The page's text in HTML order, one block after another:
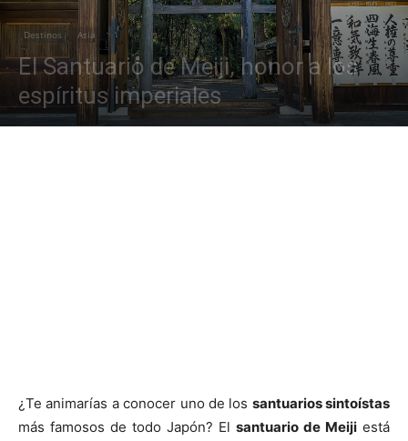
Destinos Asia
El Santuario de Meiji, honor a los
espíritus imperiales
¿Te animarías a conocer uno de los santuarios sintoístas
más famosos de todo Japón? El santuario de Meiji está